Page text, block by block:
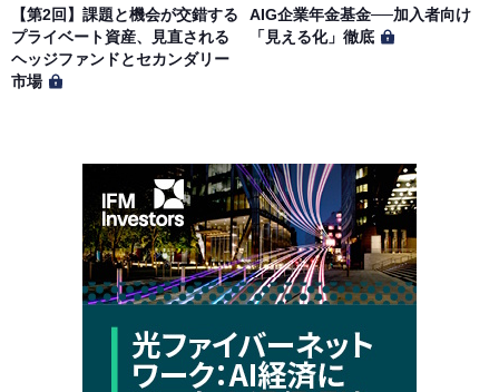
【第2回】課題と機会が交錯する
プライベート資産、見直される
ヘッジファンドとセカンダリー
市場
AIG企業年金基金──加入者向け
「見える化」徹底